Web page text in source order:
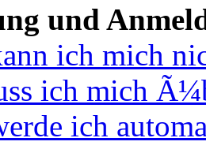
und
ich mich
ich mich
ich